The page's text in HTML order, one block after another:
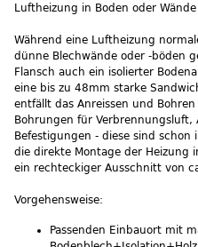
Luftheizung in Boden oder
Während eine Luftheizung
dünne Blechwände oder -böden
Flansch auch ein isolierter
eine bis zu 48mm starke
entfällt das Anreissen und
Bohrungen für Verbrennungsluft,
Befestigungen - diese sind
die direkte Montage der Heizung
ein rechteckiger Ausschnitt von
Vorgehensweise:
Passenden Einbauort mit